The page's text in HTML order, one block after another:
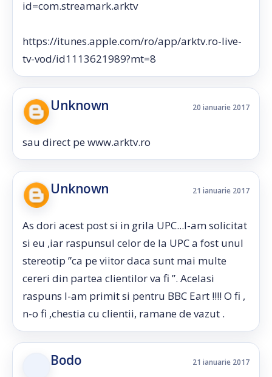
id=com.streamark.arktv
https://itunes.apple.com/ro/app/arktv.ro-live-
tv-vod/id1113621989?mt=8
Unknown 20 ianuarie 2017
sau direct pe www.arktv.ro
Unknown 21 ianuarie 2017
As dori acest post si in grila UPC...l-am solicitat
si eu ,iar raspunsul celor de la UPC a fost unul
stereotip ”ca pe viitor daca sunt mai multe
cereri din partea clientilor va fi ”. Acelasi
raspuns l-am primit si pentru BBC Eart !!!! O fi ,
n-o fi ,chestia cu clientii, ramane de vazut .
Bodo 21 ianuarie 2017